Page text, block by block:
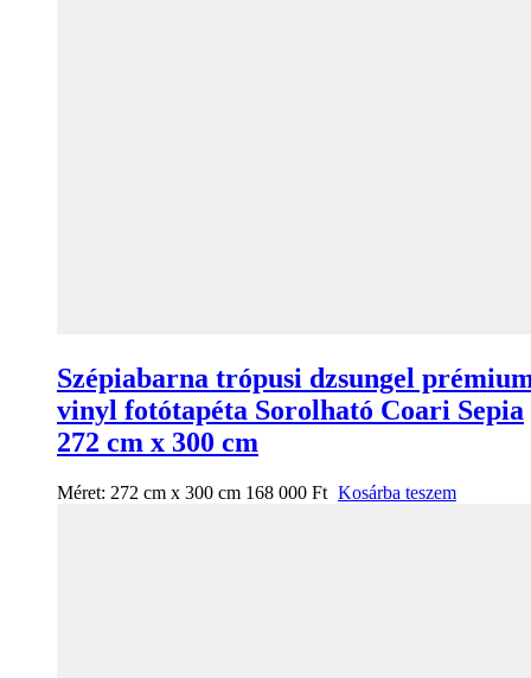
Szépiabarna trópusi dzsungel
vinyl fotótapéta Sorolható Coari Sepia
272 cm x 300 cm
Méret: 272 cm x 300 cm 168 000 Ft Kosárba teszem